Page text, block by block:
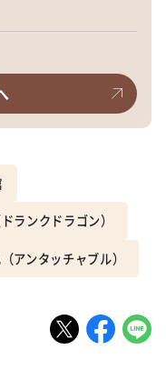
ランクドラゴン）
アンタッチャブル）